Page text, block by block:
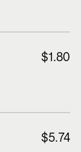
$1.80
$5.74